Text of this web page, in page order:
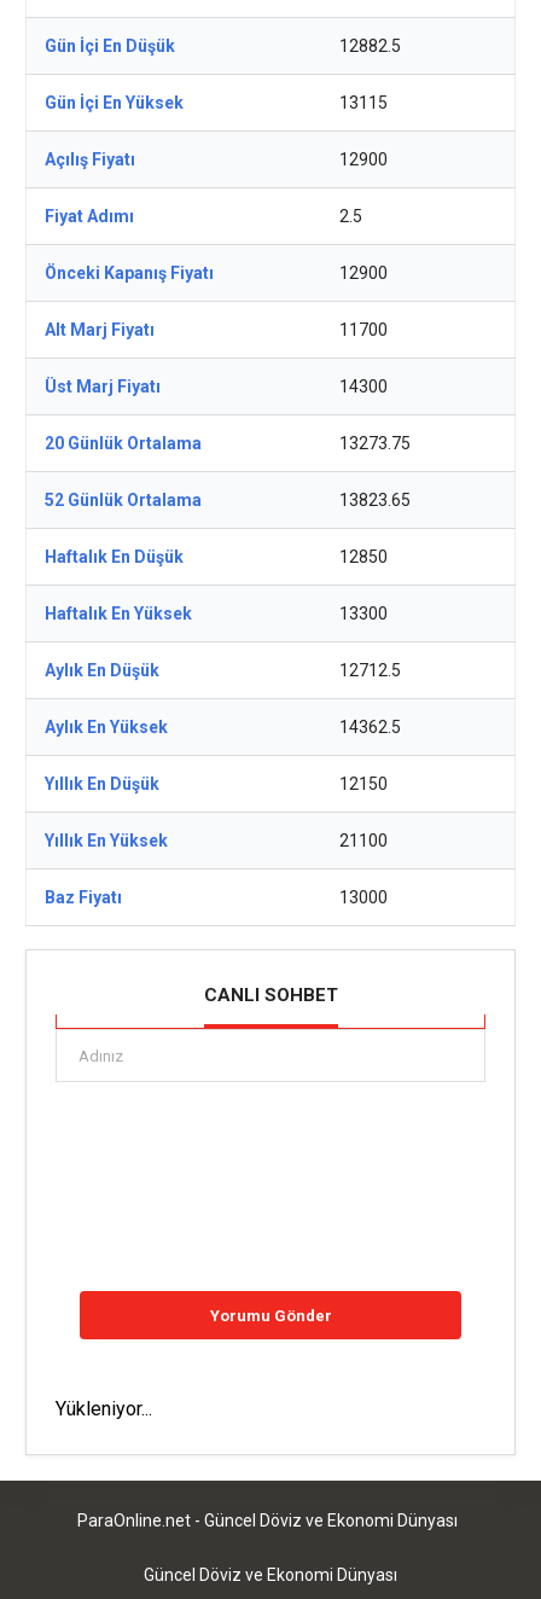
Gün İçi En Düşük 12882.5
Gün İçi En Yüksek 13115
Açılış Fiyatı 12900
Fiyat Adımı 2.5
Önceki Kapanış Fiyatı 12900
Alt Marj Fiyatı 11700
Üst Marj Fiyatı 14300
20 Günlük Ortalama 13273.75
52 Günlük Ortalama 13823.65
Haftalık En Düşük 12850
Haftalık En Yüksek 13300
Aylık En Düşük 12712.5
Aylık En Yüksek 14362.5
Yıllık En Düşük 12150
Yıllık En Yüksek 21100
Baz Fiyatı 13000
CANLI SOHBET
Yükleniyor...
ParaOnline.net - Güncel Döviz ve Ekonomi Dünyası
Güncel Döviz ve Ekonomi Dünyası